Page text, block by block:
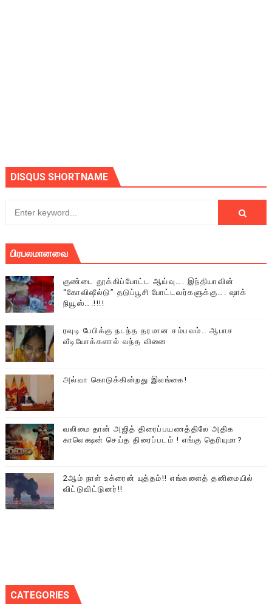
DISQUS SHORTNAME
பிரபலமானவை
குண்டை தூக்கிப்போட்ட ஆய்வு…. இந்தியாவின்
“கோவிஷீல்டு” தடுப்பூசி போட்டவர்களுக்கு…. ஷாக்
நியூஸ்….!!!!
ரவுடி பேபிக்கு நடந்த தரமான சம்பவம்.. ஆபாச
வீடியோக்களால் வந்த வினை
அல்வா கொடுக்கின்றது இலங்கை!
வலிமை தான் அஜித் திரைப்பயணத்திலே அதிக
காலெக்ஷன் செய்த திரைப்படம் ! எங்கு தெரியுமா?
2ஆம் நாள் உக்ரைன் யுத்தம்!! எங்களைத் தனிமையில்
விட்டுவிட்டுனர்!!
CATEGORIES